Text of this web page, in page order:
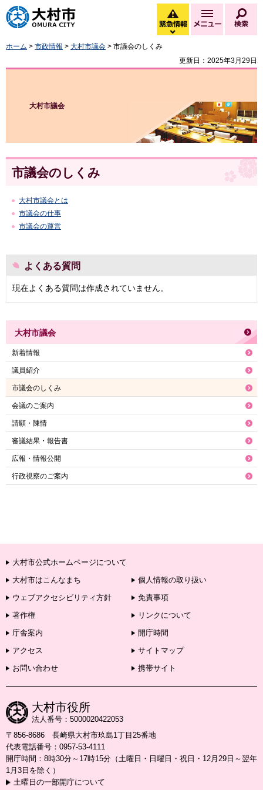
大村市
緊急情報
緊急情報を開く
メニュー
ホーム > 市政情報 > 大村市議会 > 市議会のしくみ
更新日：2025年3月29日
大村市議会
市議会のしくみ
大村市議会とは
市議会の仕事
市議会の運営
よくある質問
現在よくある質問は作成されていません。
大村市議会
新着情報
議員紹介
市議会のしくみ
会議のご案内
請願・陳情
審議結果・報告書
広報・情報公開
行政視察のご案内
大村市公式ホームページについて
大村市はこんなまち
個人情報の取り扱い
ウェブアクセシビリティ方針
免責事項
著作権
リンクについて
庁舎案内
開庁時間
アクセス
サイトマップ
お問い合わせ
携帯サイト
大村市役所
法人番号：5000020422053
〒856-8686 長崎県大村市玖島1丁目25番地
代表電話番号：0957-53-4111
開庁時間：8時30分～17時15分（土曜日・日曜日・祝日・12月29日～翌年
1月3日を除く）
土曜日の一部開庁について